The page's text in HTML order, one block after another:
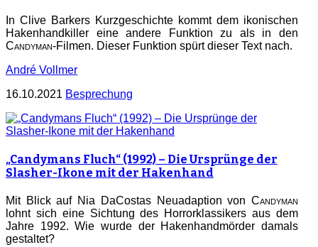
In Clive Barkers Kurzgeschichte kommt dem ikonischen
Hakenhandkiller eine andere Funktion zu als in den
Candyman-Filmen. Dieser Funktion spürt dieser Text nach.
André Vollmer
16.10.2021 Besprechung
„Candymans Fluch“ (1992) – Die Ursprünge der
Slasher-Ikone mit der Hakenhand
Mit Blick auf Nia DaCostas Neuadaption von Candyman
lohnt sich eine Sichtung des Horrorklassikers aus dem
Jahre 1992. Wie wurde der Hakenhandmörder damals
gestaltet?